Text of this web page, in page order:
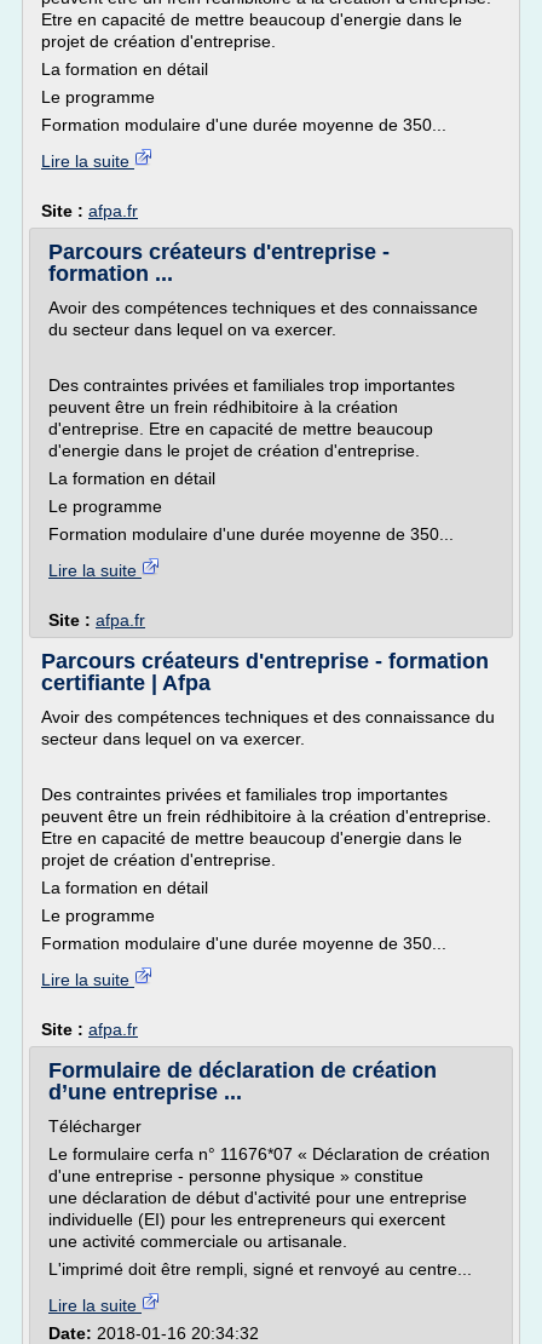
Etre en capacité de mettre beaucoup d'energie dans le
projet de création d'entreprise.
La formation en détail
Le programme
Formation modulaire d'une durée moyenne de 350...
Lire la suite
Site : afpa.fr
Parcours créateurs d'entreprise -
formation ...
Avoir des compétences techniques et des connaissance
du secteur dans lequel on va exercer.
Des contraintes privées et familiales trop importantes
peuvent être un frein rédhibitoire à la création
d'entreprise. Etre en capacité de mettre beaucoup
d'energie dans le projet de création d'entreprise.
La formation en détail
Le programme
Formation modulaire d'une durée moyenne de 350...
Lire la suite
Site : afpa.fr
Parcours créateurs d'entreprise - formation
certifiante | Afpa
Avoir des compétences techniques et des connaissance du
secteur dans lequel on va exercer.
Des contraintes privées et familiales trop importantes
peuvent être un frein rédhibitoire à la création d'entreprise.
Etre en capacité de mettre beaucoup d'energie dans le
projet de création d'entreprise.
La formation en détail
Le programme
Formation modulaire d'une durée moyenne de 350...
Lire la suite
Site : afpa.fr
Formulaire de déclaration de création
d’une entreprise ...
Télécharger
Le formulaire cerfa n° 11676*07 « Déclaration de création
d'une entreprise - personne physique » constitue
une déclaration de début d'activité pour une entreprise
individuelle (EI) pour les entrepreneurs qui exercent
une activité commerciale ou artisanale.
L'imprimé doit être rempli, signé et renvoyé au centre...
Lire la suite
Date: 2018-01-16 20:34:32